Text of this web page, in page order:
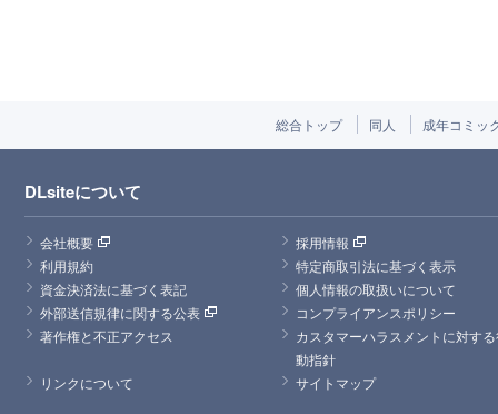
総合トップ 同人 成年コミッ
DLsiteについて
会社概要
採用情報
利用規約
特定商取引法に基づく表示
資金決済法に基づく表記
個人情報の取扱いについて
外部送信規律に関する公表
コンプライアンスポリシー
著作権と不正アクセス
カスタマーハラスメントに対す
動指針
リンクについて
サイトマップ